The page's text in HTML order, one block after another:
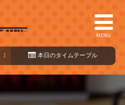
MENU
～19:00 本日のタイ ムテーブル